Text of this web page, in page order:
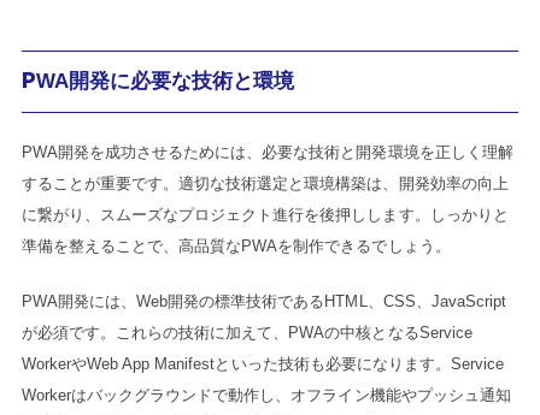
PWA開発に必要な技術と環境
PWA開発を成功させるためには、必要な技術と開発環境を正しく理解
することが重要です。適切な技術選定と環境構築は、開発効率の向上
に繋がり、スムーズなプロジェクト進行を後押しします。しっかりと
準備を整えることで、高品質なPWAを制作できるでしょう。
PWA開発には、Web開発の標準技術であるHTML、CSS、JavaScript
が必須です。これらの技術に加えて、PWAの中核となるService
WorkerやWeb App Manifestといった技術も必要になります。Service
Workerはバックグラウンドで動作し、オフライン機能やプッシュ通知